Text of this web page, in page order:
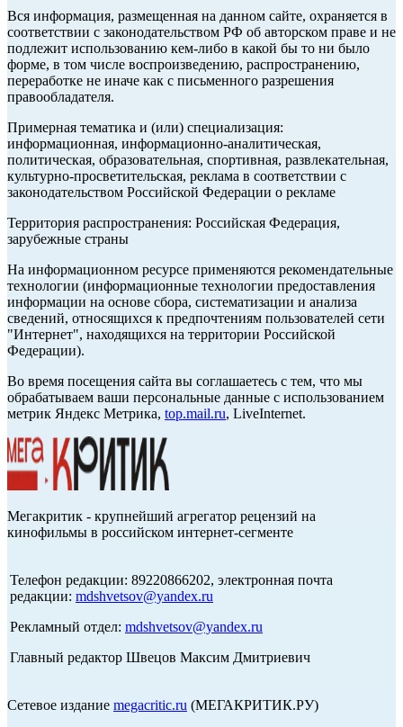
Вся информация, размещенная на данном сайте, охраняется в
соответствии с законодательством РФ об авторском праве и не
подлежит использованию кем-либо в какой бы то ни было
форме, в том числе воспроизведению, распространению,
переработке не иначе как с письменного разрешения
правообладателя.
Примерная тематика и (или) специализация:
информационная, информационно-аналитическая,
политическая, образовательная, спортивная, развлекательная,
культурно-просветительская, реклама в соответствии с
законодательством Российской Федерации о рекламе
Территория распространения: Российская Федерация,
зарубежные страны
На информационном ресурсе применяются рекомендательные
технологии (информационные технологии предоставления
информации на основе сбора, систематизации и анализа
сведений, относящихся к предпочтениям пользователей сети
"Интернет", находящихся на территории Российской
Федерации).
Во время посещения сайта вы соглашаетесь с тем, что мы
обрабатываем ваши персональные данные с использованием
метрик Яндекс Метрика, top.mail.ru, LiveInternet.
Мегакритик - крупнейший агрегатор рецензий на
кинофильмы в российском интернет-сегменте
Телефон редакции: 89220866202, электронная почта
редакции: mdshvetsov@yandex.ru
Рекламный отдел: mdshvetsov@yandex.ru
Главный редактор Швецов Максим Дмитриевич
Сетевое издание megacritic.ru (МЕГАКРИТИК.РУ)